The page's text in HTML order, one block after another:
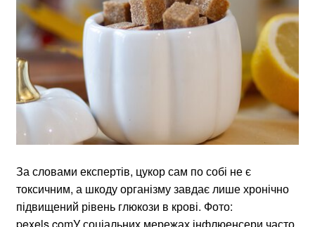
За словами експертів, цукор сам по собі не є
токсичним, а шкоду організму завдає лише хронічно
підвищений рівень глюкози в крові. Фото:
pexels.comУ соціальних мережах інфлюенсери часто